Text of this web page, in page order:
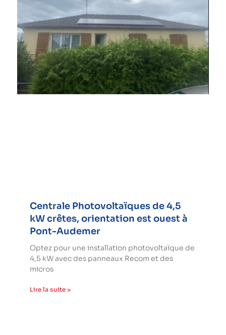
Centrale Photovoltaïques de 4,5
kW crêtes, orientation est ouest à
Pont-Audemer
Optez pour une installation photovoltaïque de
4,5 kW avec des panneaux Recom et des
micros
Lire la suite »